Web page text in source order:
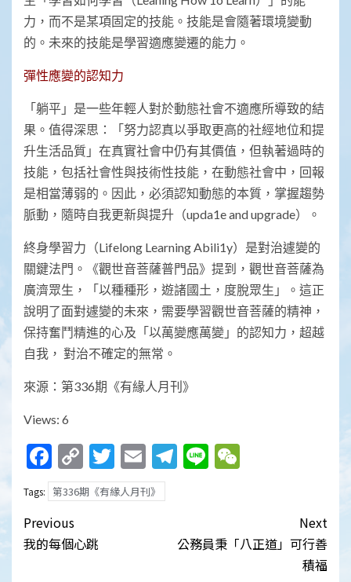
力，而不是某項固定的技能。技能是會隨著環境變動
的。未來的技能是學習適應變遷的能力。
彈性應變的認知力
「躺平」是一些年輕人對於動態社會不適應所導致的結
果。值得深思：「努力認真以爭取更高的社經地位和提
升生活品質」在真實社會中仍有其價值，但執著過時的
技能，包括社會性與技術性技能，在動態社會中，回報
是相當薄弱的。因此，必須認知動態的本質，掌握趨勢
脈動，隨時自我更新與提升（upda1e and upgrade）。
終身學習力（Lifelong Learning Abili1y）是對治遽變的
關鍵法門。《觀世音菩薩普門品》提到，觀世音菩薩為
廣濟眾生，「以種種形，遊諸國土，度脫眾生」。這正
說明了面對遽變的未來，需要學習觀世音菩薩的精神，
保持奮鬥精進的心及「以萬變應萬變」的認知力，超越
自我， 對治不確定的無常。
來源：第336期《有緣人月刊》
Views: 6
Facebook
Copy
Link
Twitter
EmailTelegram
Line
Tags: 第336期《有緣人月刊》
Post
navigation
Previous
我的每個心跳
Next
公務員秉「八正道」可行善
積福